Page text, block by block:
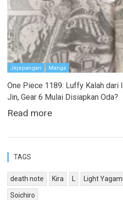
Jejepangan Manga
One Piece 1189: Luffy Kalah dari
Jin, Gear 6 Mulai Disiapkan Oda?
Read more
TAGS
death note Kira L Light Yagami
Soichiro